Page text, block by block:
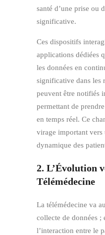
santé d’une prise ou
significative.
Ces dispositifs
applications dédiées
les données en
significative dans les
peuvent être notifiés
permettant de
en temps réel. Ce
virage important vers
dynamique des
2. L’Évolution
Télémédecine
La télémédecine va
collecte de données ;
l’interaction entre le